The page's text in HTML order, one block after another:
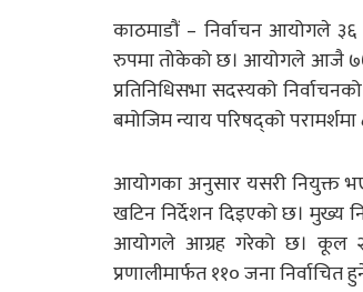
काठमाडौं – निर्वाचन आयोगले
रुपमा तोकेको छ। आयोगले आजै ७७
प्रतिनिधिसभा सदस्यको
बमोजिम न्याय परिषद्को
आयोगका अनुसार यसरी नियुक्त
खटिन निर्देशन दिइएको छ। मुख्य
आयोगले आग्रह गरेको छ। कूल २७५
प्रणालीमार्फत ११० जना निर्वाचित